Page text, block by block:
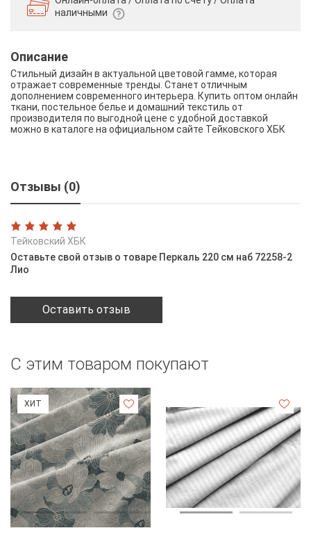
наличными
Описание
Стильный дизайн в актуальной цветовой гамме, которая
отражает современные тренды. Станет отличным
дополнением современного интерьера. Купить оптом онлайн
ткани, постельное белье и домашний текстиль от
производителя по выгодной цене с удобной доставкой
можно в каталоге на официальном сайте Тейковского ХБК
Отзывы (0)
Тейковский ХБК
Оставьте свой отзыв о товаре Перкаль 220 см наб 72258-2
Лио
Оставить отзыв
С этим товаром покупают
ХИТ